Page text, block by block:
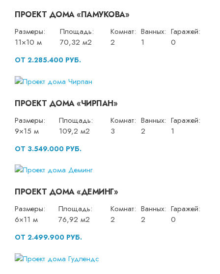
ПРОЕКТ ДОМА «ПАМУКОВА»
Размеры:
11×10 м
Площадь:
70,32 м2
Комнат:
2
Ванных:
1
Гаражей:
0
ОТ 2.285.400 РУБ.
ПРОЕКТ ДОМА «ЧИРПАН»
Размеры:
9×15 м
Площадь:
109,2 м2
Комнат:
3
Ванных:
2
Гаражей:
1
ОТ 3.549.000 РУБ.
ПРОЕКТ ДОМА «ДЕМИНГ»
Размеры:
6×11 м
Площадь:
76,92 м2
Комнат:
2
Ванных:
2
Гаражей:
0
ОТ 2.499.900 РУБ.